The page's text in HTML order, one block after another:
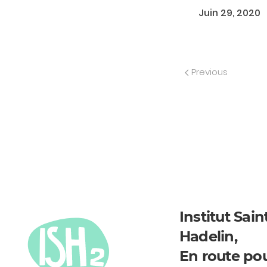
Juin 29, 2020
Previous
Institut
Hadelin,
En route